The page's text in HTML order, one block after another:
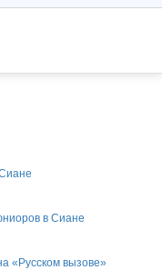
в Сиане
«Русском вызове»